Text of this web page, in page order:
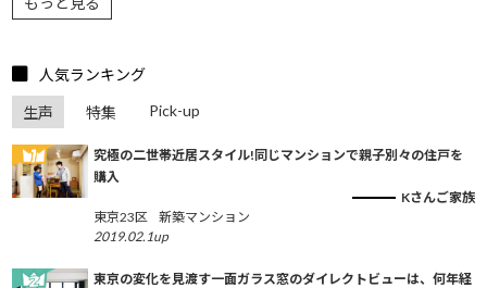
人気ランキング
生声 特集 Pick-up
究極の二世帯近居スタイル!同じマンションで親子別々の住戸を
購入
Kさんご家族
東京23区
新築マンション
2019.02.1up
東京の変化を見渡す一面ガラス窓のダイレクトビューは、何年経